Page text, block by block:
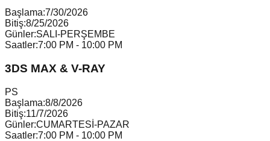
Başlama:7/30/2026
Bitiş:8/25/2026
Günler:SALI-PERŞEMBE
Saatler:7:00 PM - 10:00 PM
3DS MAX & V-RAY
PS
Başlama:8/8/2026
Bitiş:11/7/2026
Günler:CUMARTESİ-PAZAR
Saatler:7:00 PM - 10:00 PM